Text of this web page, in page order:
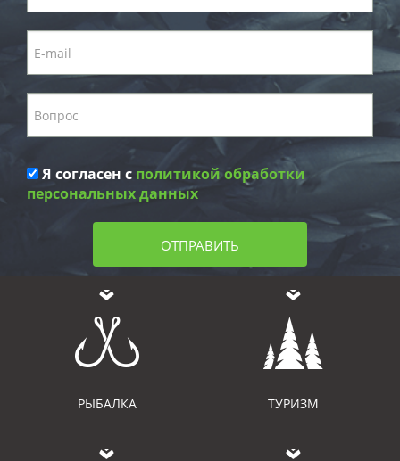
Я согласен с политикой обработки
персональных данных
ОТПРАВИТЬ
РЫБАЛКА ТУРИЗМ